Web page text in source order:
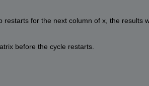
restarts for the next column of x, the results
before the cycle restarts.